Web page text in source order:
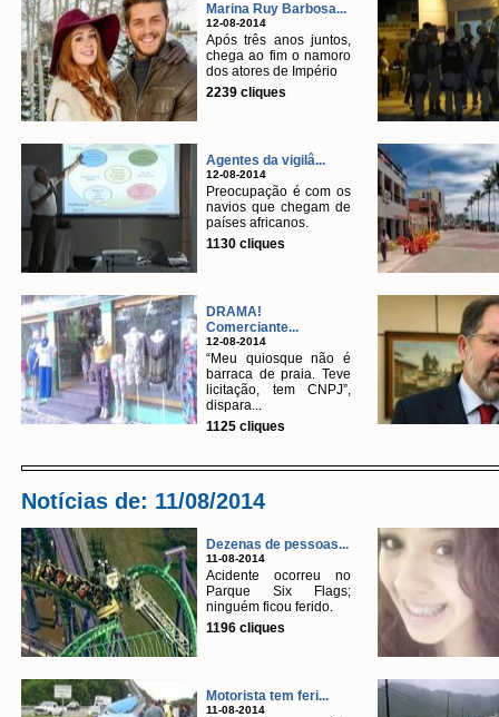
Marina Ruy Barbosa...
12-08-2014
Após três anos juntos,
chega ao fim o namoro
dos atores de Império
2239 cliques
Agentes da vigilâ...
12-08-2014
Preocupação é com os
navios que chegam de
países africanos.
1130 cliques
DRAMA!
Comerciante...
12-08-2014
“Meu quiosque não é
barraca de praia. Teve
licitação, tem CNPJ”,
dispara...
1125 cliques
Notícias de: 11/08/2014
Dezenas de pessoas...
11-08-2014
Acidente ocorreu no
Parque Six Flags;
ninguém ficou ferido.
1196 cliques
Motorista tem feri...
11-08-2014